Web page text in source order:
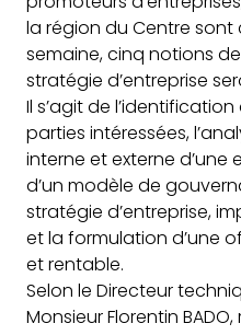
la région du Centre
semaine, cinq notions
stratégie d’entreprise
Il s’agit de
parties intéressées,
interne et externe d’une
d’un modèle de
stratégie d’entreprise,
et la formulation d’une
et rentable.
Selon le Directeur
Monsieur Florentin